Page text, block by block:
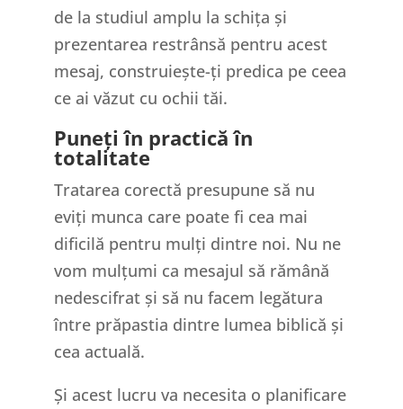
de la studiul amplu la schița și
prezentarea restrânsă pentru acest
mesaj, construiește-ți predica pe ceea
ce ai văzut cu ochii tăi.
Puneți în practică în
totalitate
Tratarea corectă presupune să nu
eviți munca care poate fi cea mai
dificilă pentru mulți dintre noi. Nu ne
vom mulțumi ca mesajul să rămână
nedescifrat și să nu facem legătura
între prăpastia dintre lumea biblică și
cea actuală.
Și acest lucru va necesita o planificare